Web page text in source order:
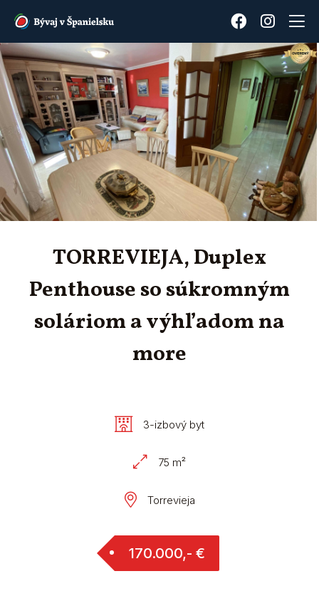
TORREVIEJA, Duplex
Penthouse so súkromným
soláriom a výhľadom na
more
3-izbový byt
75 m²
Torrevieja
170.000,- €